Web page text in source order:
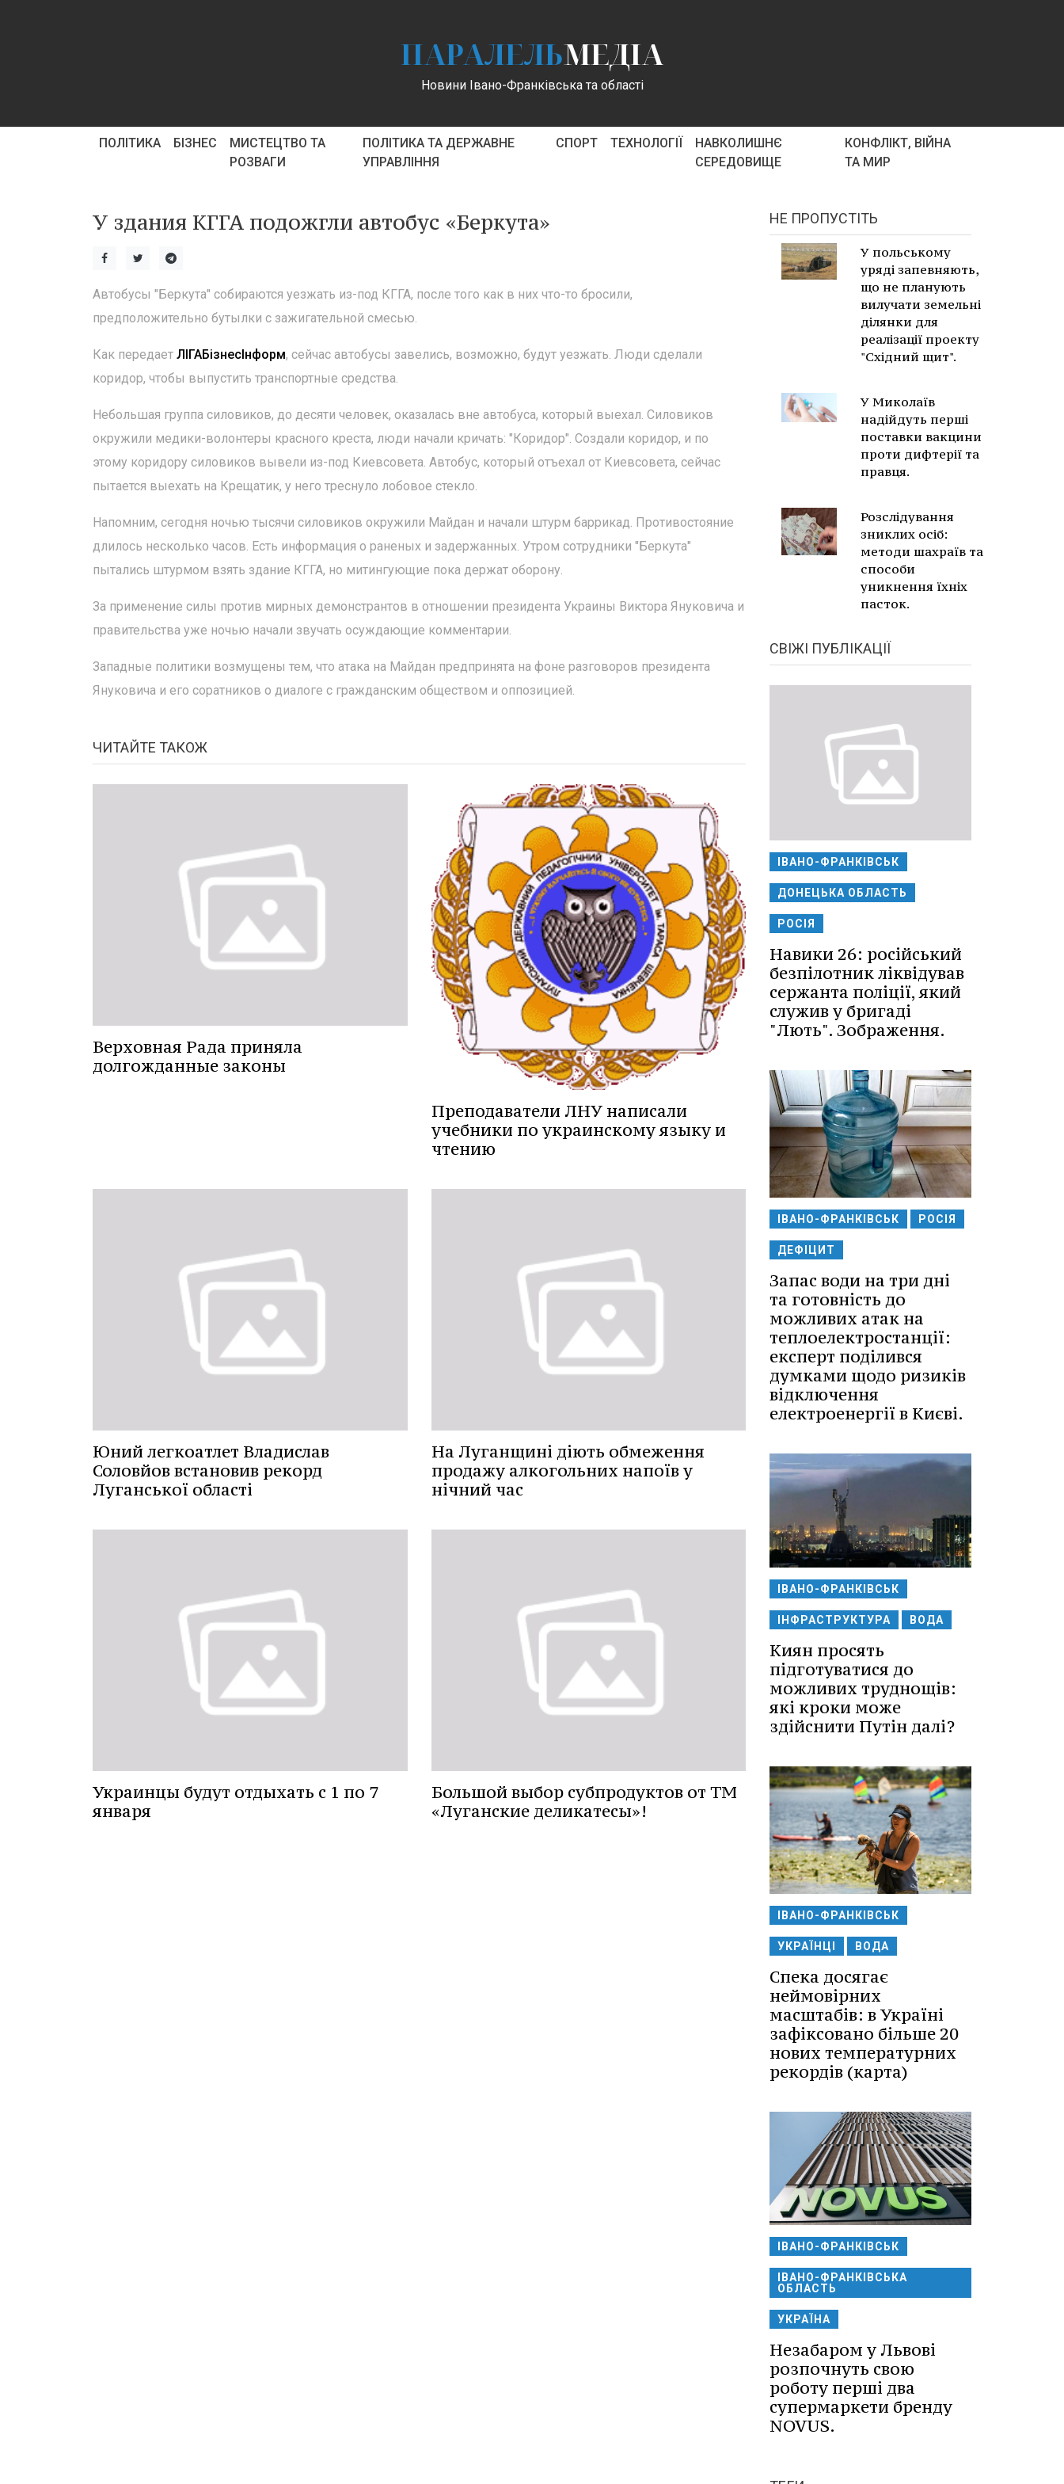
ПАРАЛЕЛЬМЕДІА
Новини Івано-Франківська та області
ПОЛІТИКА БІЗНЕС
МИСТЕЦТВО ТА
РОЗВАГИ
ПОЛІТИКА ТА ДЕРЖАВНЕ
УПРАВЛІННЯ
СПОРТ ТЕХНОЛОГІЇ
НАВКОЛИШНЄ
СЕРЕДОВИЩЕ
КОНФЛІКТ, ВІЙНА
ТА МИР
У здания КГГА подожгли автобус «Беркута»
Автобусы "Беркута" собираются уезжать из-под КГГА, после того как в них что-то бросили,
предположительно бутылки с зажигательной смесью.
Как передает ЛІГАБізнесІнформ, сейчас автобусы завелись, возможно, будут уезжать. Люди сделали
коридор, чтобы выпустить транспортные средства.
Небольшая группа силовиков, до десяти человек, оказалась вне автобуса, который выехал. Силовиков
окружили медики-волонтеры красного креста, люди начали кричать: "Коридор". Создали коридор, и по
этому коридору силовиков вывели из-под Киевсовета. Автобус, который отъехал от Киевсовета, сейчас
пытается выехать на Крещатик, у него треснуло лобовое стекло.
Напомним, сегодня ночью тысячи силовиков окружили Майдан и начали штурм баррикад. Противостояние
длилось несколько часов. Есть информация о раненых и задержанных. Утром сотрудники "Беркута"
пытались штурмом взять здание КГГА, но митингующие пока держат оборону.
За применение силы против мирных демонстрантов в отношении президента Украины Виктора Януковича и
правительства уже ночью начали звучать осуждающие комментарии.
Западные политики возмущены тем, что атака на Майдан предпринята на фоне разговоров президента
Януковича и его соратников о диалоге с гражданским обществом и оппозицией.
ЧИТАЙТЕ ТАКОЖ
Верховная Рада приняла
долгожданные законы
Преподаватели ЛНУ написали
учебники по украинскому языку и
чтению
Юний легкоатлет Владислав
Соловйов встановив рекорд
Луганської області
На Луганщині діють обмеження
продажу алкогольних напоїв у
нічний час
Украинцы будут отдыхать с 1 по 7
января
Большой выбор субпродуктов от ТМ
«Луганские деликатесы»!
НЕ ПРОПУСТІТЬ
У польському
уряді запевняють,
що не планують
вилучати земельні
ділянки для
реалізації проекту
"Східний щит".
У Миколаїв
надійдуть перші
поставки вакцини
проти дифтерії та
правця.
Розслідування
зниклих осіб:
методи шахраїв та
способи
уникнення їхніх
пасток.
СВІЖІ ПУБЛІКАЦІЇ
ІВАНО-ФРАНКІВСЬК
ДОНЕЦЬКА ОБЛАСТЬ
РОСІЯ
Навики 26: російський
безпілотник ліквідував
сержанта поліції, який
служив у бригаді
"Лють". Зображення.
ІВАНО-ФРАНКІВСЬК РОСІЯ
ДЕФІЦИТ
Запас води на три дні
та готовність до
можливих атак на
теплоелектростанції:
експерт поділився
думками щодо ризиків
відключення
електроенергії в Києві.
ІВАНО-ФРАНКІВСЬК
ІНФРАСТРУКТУРА ВОДА
Киян просять
підготуватися до
можливих труднощів:
які кроки може
здійснити Путін далі?
ІВАНО-ФРАНКІВСЬК
УКРАЇНЦІ ВОДА
Спека досягає
неймовірних
масштабів: в Україні
зафіксовано більше 20
нових температурних
рекордів (карта)
ІВАНО-ФРАНКІВСЬК
ІВАНО-ФРАНКІВСЬКА
ОБЛАСТЬ
УКРАЇНА
Незабаром у Львові
розпочнуть свою
роботу перші два
супермаркети бренду
NOVUS.